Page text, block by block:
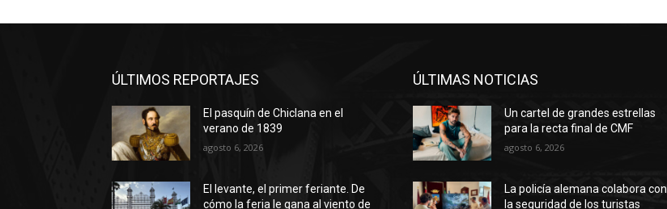
ÚLTIMOS REPORTAJES
El pasquín de Chiclana en el
verano de 1839
agosto 6, 2026
El levante, el primer feriante. De
cómo la feria le gana al viento de
ÚLTIMAS NOTICIAS
Un cartel de grandes estrellas
para la recta final de CMF
agosto 6, 2026
La policía alemana colabora con
la seguridad de los turistas